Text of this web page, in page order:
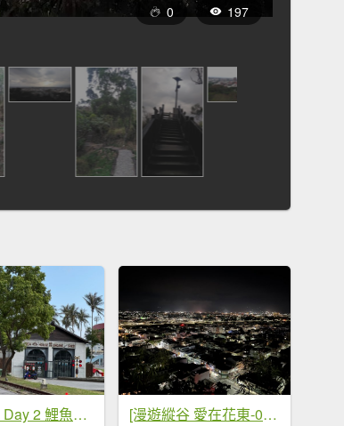
0 197
走逛台東 Day 2 鯉魚山步道 走走都蘭山步道1+K [漫遊縱谷 愛在花東-06/10] 2025_1011 台東鯉魚山步道